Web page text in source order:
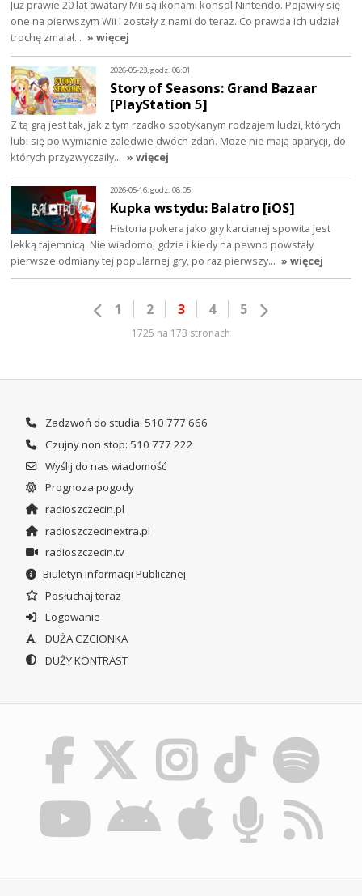
Już prawie 20 lat awatary Mii są ikonami konsol Nintendo. Pojawiły się
one na pierwszym Wii i zostały z nami do teraz. Co prawda ich udział
trochę zmalał… » więcej
2026-05-23, godz. 08:01
Story of Seasons: Grand Bazaar
[PlayStation 5]
Z tą grą jest tak, jak z tym rzadko spotykanym rodzajem ludzi, których
lubi się po wymianie zaledwie dwóch zdań. Może nie mają aparycji, do
których przyzwyczaiły… » więcej
2026-05-16, godz. 08:05
Kupka wstydu: Balatro [iOS]
Historia pokera jako gry karcianej spowita jest
lekką tajemnicą. Nie wiadomo, gdzie i kiedy na pewno powstały
pierwsze odmiany tej popularnej gry, po raz pierwszy… » więcej
1 2 3 4 5
1725 na 173 stronach
Zadzwoń do studia: 510 777 666
Czujny non stop: 510 777 222
Wyślij do nas wiadomość
Prognoza pogody
radioszczecin.pl
radioszczecinextra.pl
radioszczecin.tv
Biuletyn Informacji Publicznej
Posłuchaj teraz
Logowanie
DUŻA CZCIONKA
DUŻY KONTRAST